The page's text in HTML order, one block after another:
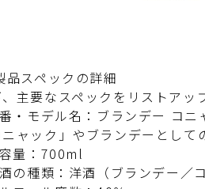
スペックの詳細
主要なスペックをリストアッ
・モデル名：ブランデー コ
ニャック」やブランデーとして
量：700ml
の種類：洋酒（ブランデー／